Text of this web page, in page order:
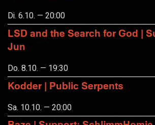
Di. 6.10. — 20:00
LSD and the Search for God |
Jun
Do. 8.10. — 19:30
Kodder | Public Serpents
Sa. 10.10. — 20:00